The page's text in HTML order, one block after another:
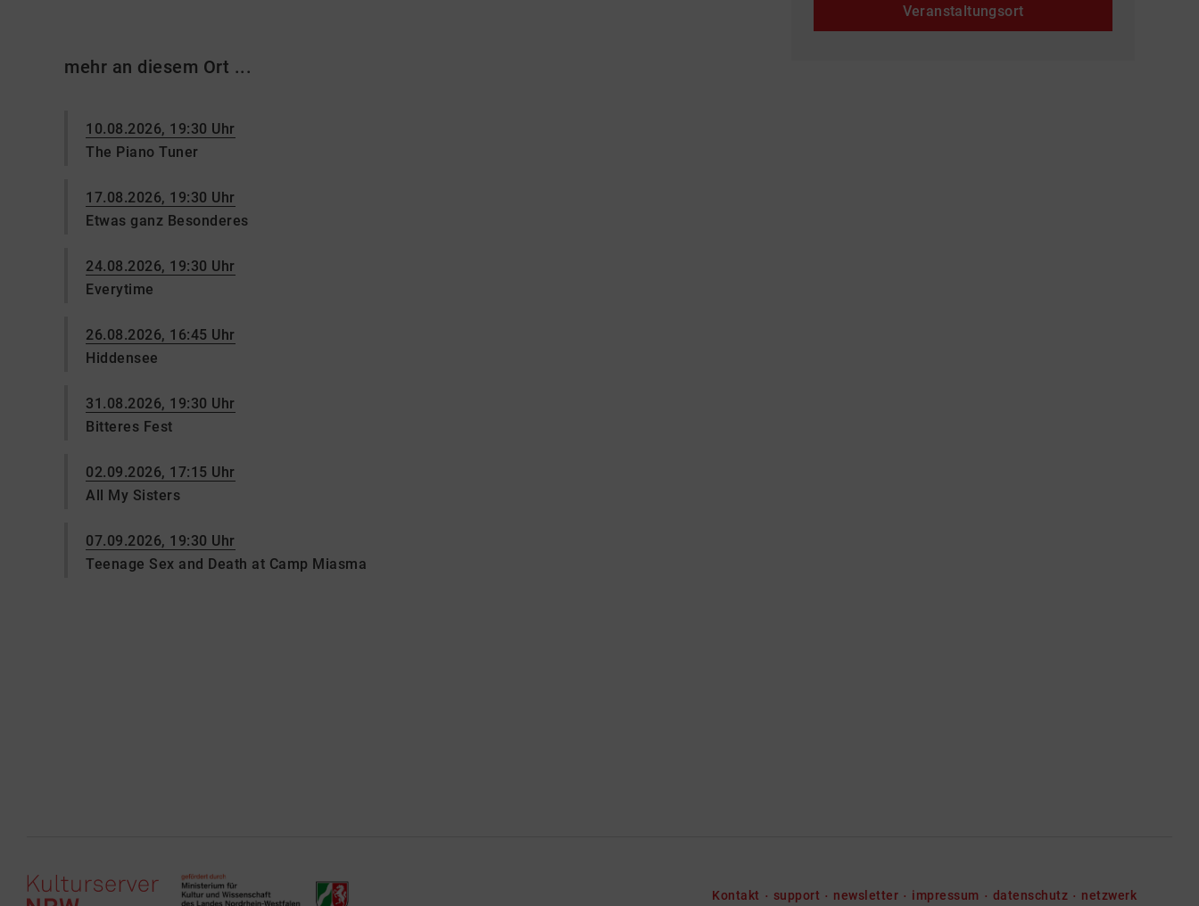
mehr an diesem Ort ...
10.08.2026, 19:30 Uhr
The Piano Tuner
17.08.2026, 19:30 Uhr
Etwas ganz Besonderes
24.08.2026, 19:30 Uhr
Everytime
26.08.2026, 16:45 Uhr
Hiddensee
31.08.2026, 19:30 Uhr
Bitteres Fest
02.09.2026, 17:15 Uhr
All My Sisters
07.09.2026, 19:30 Uhr
Teenage Sex and Death at Camp Miasma
Veranstaltungsort
Kontakt support newsletter impressum datenschutz netzwerk